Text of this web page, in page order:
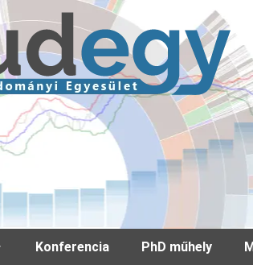
Konferencia PhD műhely